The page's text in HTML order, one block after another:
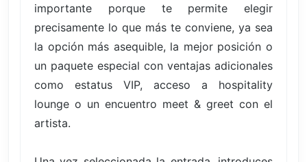
importante porque te permite elegir
precisamente lo que más te conviene, ya sea
la opción más asequible, la mejor posición o
un paquete especial con ventajas adicionales
como estatus VIP, acceso a hospitality
lounge o un encuentro meet & greet con el
artista.